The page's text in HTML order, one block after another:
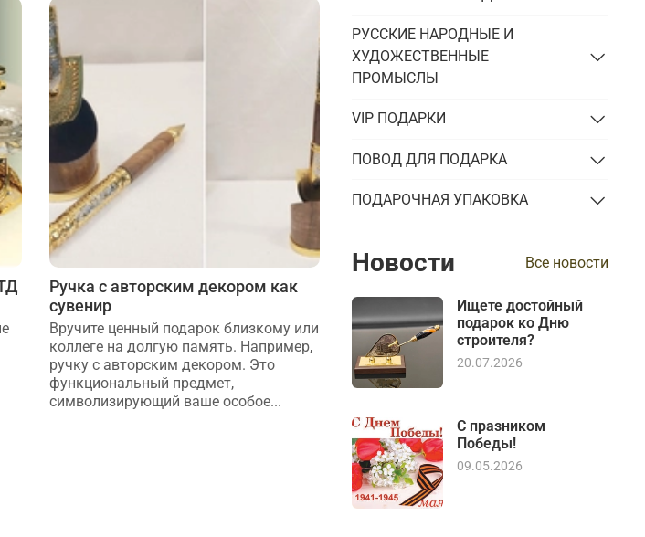
Ручка с авторским декором как
сувенир
Вручите ценный подарок близкому или
коллеге на долгую память. Например,
ручку с авторским декором. Это
функциональный предмет,
символизирующий ваше особое...
эксклюзивность и внимание
Хотите, чтобы ваш подарок всегда
напоминал получателю о вас? Тогда
мы советуем нанести на него
лазерную гравировку. Расскажем, что
РУССКИЕ НАРОДНЫЕ И
ХУДОЖЕСТВЕННЫЕ
ПРОМЫСЛЫ
VIP ПОДАРКИ
ПОВОД ДЛЯ ПОДАРКА
ПОДАРОЧНАЯ УПАКОВКА
Новости Все новости
Ищете достойный
подарок ко Дню
строителя?
20.07.2026
С празником
Победы!
09.05.2026